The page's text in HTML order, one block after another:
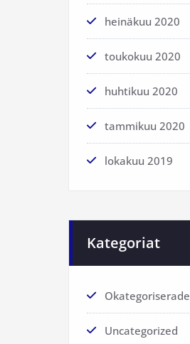
heinäkuu 2020
toukokuu 2020
huhtikuu 2020
tammikuu 2020
lokakuu 2019
Kategoriat
Okategoriserade
Uncategorized